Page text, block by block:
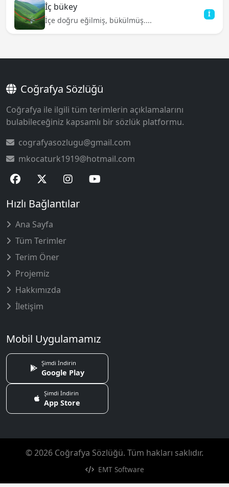
İç bükey
İçe doğru eğilmiş, bükülmüş....
İ
Coğrafya Sözlüğü
Coğrafya ile ilgili tüm terimlerin açıklamalarını
bulabileceğiniz kapsamlı bir sözlük platformu.
cografyasozlugu@gmail.com
mkocaturk1919@hotmail.com
Hızlı Bağlantılar
Ana Sayfa
Tüm Terimler
Terim Öner
Projemiz
Hakkımızda
İletişim
Mobil Uygulamamız
Şimdi İndirin
Google Play
Şimdi İndirin
App Store
© 2026 Coğrafya Sözlüğü. Tüm hakları saklıdır.
EMT Software